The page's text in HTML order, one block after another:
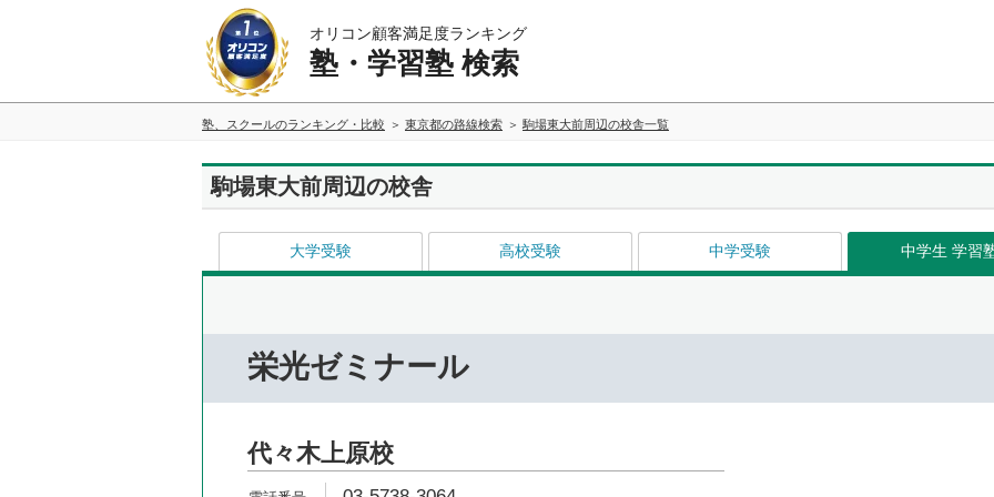
オリコン顧客満足度ランキング
塾・学習塾 検索
塾、スクールのランキング・比較 東京都の路線検索 駒場東大前周辺の校舎一覧
駒場東大前周辺の校舎
大学受験 高校受験 中学受験 中学生 学習
栄光ゼミナール
代々木上原校